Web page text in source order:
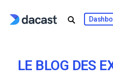
LE BLOG DES